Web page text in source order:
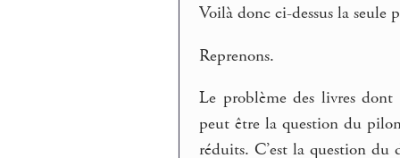
Voilà donc ci-dessus la seule
Reprenons.
Le problème des livres dont
peut être la question du
réduits. C’est la question du